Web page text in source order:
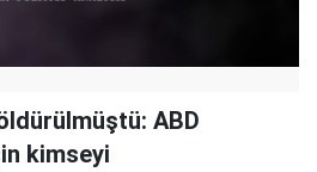
ABD
kimseyi